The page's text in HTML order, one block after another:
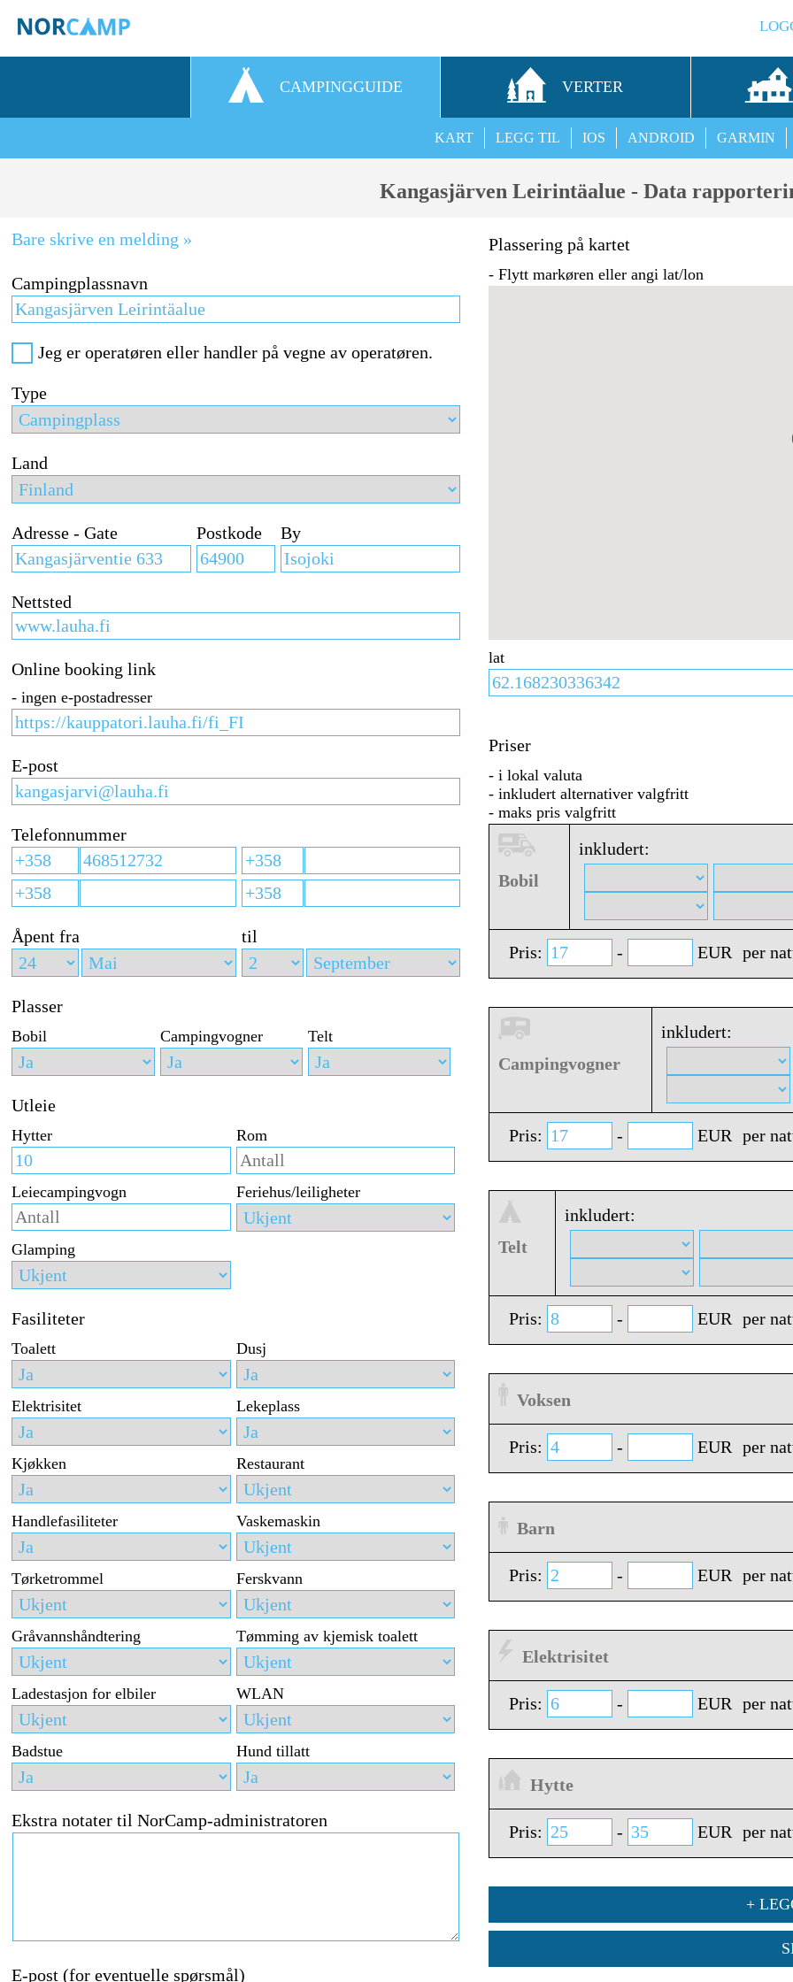
CAMPINGGUIDE VERTER
GARMIN
ANDROID
IOS
LEGG TIL
KART
Kangasjärven Leirintäalue - Data
Bare skrive en melding »
Campingplassnavn
Jeg er operatøren eller handler på vegne av operatøren.
Type
Land
Adresse - Gate Postkode By
Nettsted
Online booking link
- ingen e-postadresser
E-post
Telefonnummer
Åpent fra til
Plasser
Bobil Campingvogner Telt
Utleie
Hytter Rom
Leiecampingvogn Feriehus/leiligheter
Glamping
Fasiliteter
Toalett Dusj
Elektrisitet Lekeplass
Kjøkken Restaurant
Handlefasiliteter Vaskemaskin
Tørketrommel Ferskvann
Gråvannshåndtering Tømming av kjemisk toalett
Ladestasjon for elbiler WLAN
Badstue Hund tillatt
Ekstra notater til NorCamp-administratoren
E-post (for eventuelle spørsmål)
Plassering på kartet
- Flytt markøren eller angi lat/lon
lat
Priser
- i lokal valuta
- inkludert alternativer valgfritt
- maks pris valgfritt
Bobil
inkludert:
Pris: - EUR per
Campingvogner
inkludert:
Pris: - EUR per
Telt
inkludert:
Pris: - EUR per
Voksen
Pris: - EUR per
Barn
Pris: - EUR per
Elektrisitet
Pris: - EUR per
Hytte
Pris: - EUR per
+